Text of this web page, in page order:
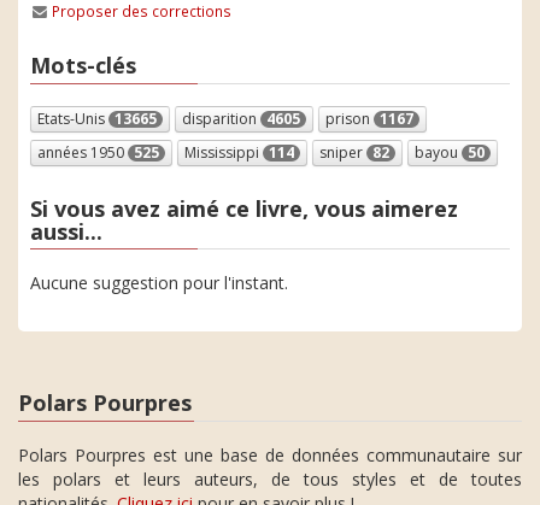
Proposer des corrections
Mots-clés
Etats-Unis 13665 disparition 4605 prison 1167
années 1950 525 Mississippi 114 sniper 82 bayou 50
Si vous avez aimé ce livre, vous aimerez
aussi...
Aucune suggestion pour l'instant.
Polars Pourpres
Polars Pourpres est une base de données communautaire sur
les polars et leurs auteurs, de tous styles et de toutes